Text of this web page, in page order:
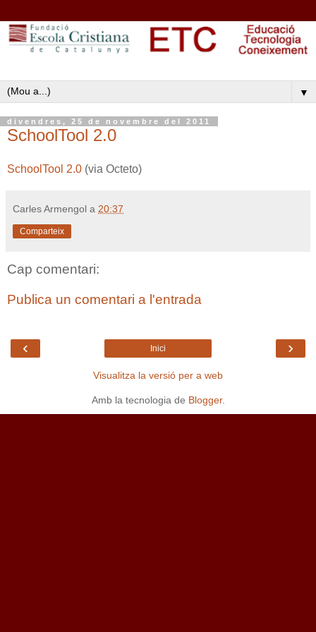
▼
divendres, 25 de novembre del 2011
SchoolTool 2.0
SchoolTool 2.0 (via Octeto)
Carles Armengol a 20:37
Comparteix
Cap comentari:
Publica un comentari a l'entrada
‹ ›
Inici
Visualitza la versió per a web
Amb la tecnologia de Blogger.